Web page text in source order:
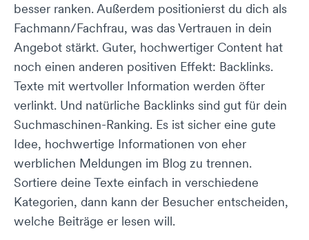
besser ranken. Außerdem positionierst du dich als
Fachmann/Fachfrau, was das Vertrauen in dein
Angebot stärkt. Guter, hochwertiger Content hat
noch einen anderen positiven Effekt: Backlinks.
Texte mit wertvoller Information werden öfter
verlinkt. Und natürliche Backlinks sind gut für dein
Suchmaschinen-Ranking. Es ist sicher eine gute
Idee, hochwertige Informationen von eher
werblichen Meldungen im Blog zu trennen.
Sortiere deine Texte einfach in verschiedene
Kategorien, dann kann der Besucher entscheiden,
welche Beiträge er lesen will.